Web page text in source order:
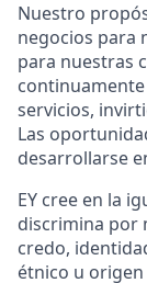
Nuestro
negocios para
para nuestras
servicios,
Las
desarrollarse
EY cree en la
discrimina por
credo,
étnico u